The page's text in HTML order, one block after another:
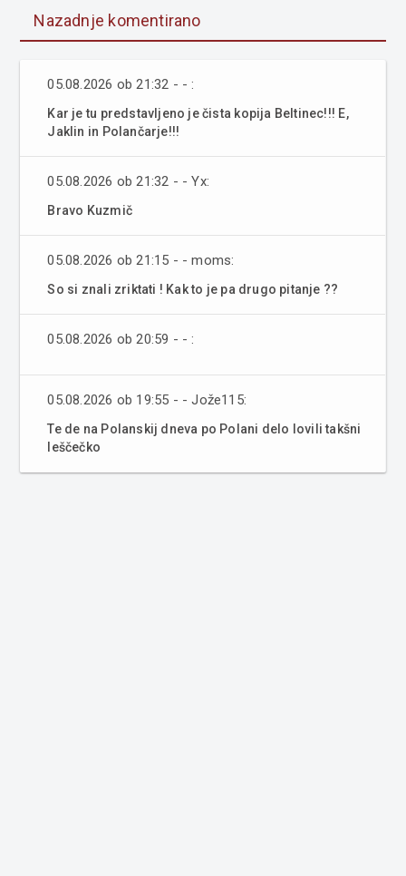
Nazadnje komentirano
05.08.2026 ob 21:32 - - :
Kar je tu predstavljeno je čista kopija Beltinec!!! E,
Jaklin in Polančarje!!!
05.08.2026 ob 21:32 - - Yx:
Bravo Kuzmič
05.08.2026 ob 21:15 - - moms:
So si znali zriktati ! Kak to je pa drugo pitanje ??
05.08.2026 ob 20:59 - - :
05.08.2026 ob 19:55 - - Jože115:
Te de na Polanskij dneva po Polani delo lovili takšni
leščečko